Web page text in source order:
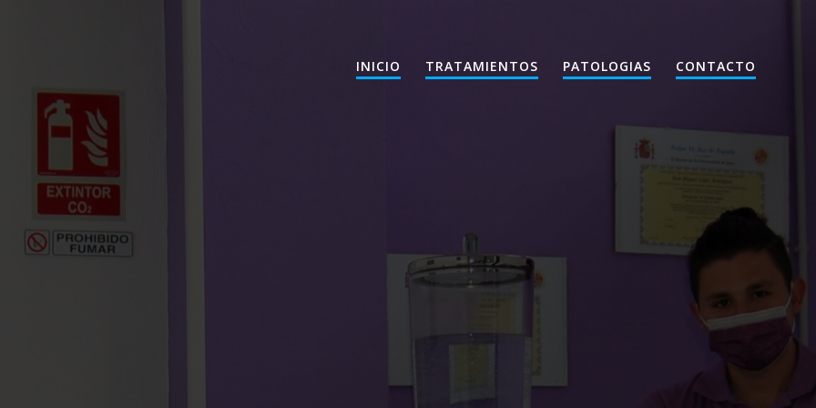
INICIO TRATAMIENTOS PATOLOGIAS CONTACTO